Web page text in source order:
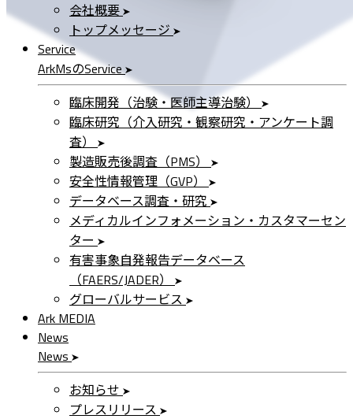
会社概要
トップメッセージ
Service
ArkMsのService
臨床開発（治験・医師主導治験）
臨床研究（介入研究・観察研究・アンケート調
査）
製造販売後調査（PMS）
安全性情報管理（GVP）
データベース調査・研究
メディカルインフォメーション・カスタマーセン
ター
有害事象自発報告データベース
（FAERS/JADER）
グローバルサービス
Ark MEDIA
News
News
お知らせ
プレスリリース